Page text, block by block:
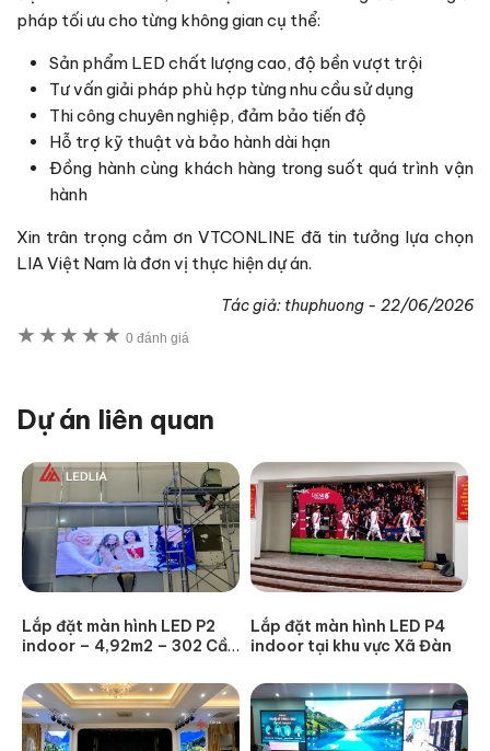
pháp tối ưu cho từng không gian cụ thể:
Sản phẩm LED chất lượng cao, độ bền vượt trội
Tư vấn giải pháp phù hợp từng nhu cầu sử dụng
Thi công chuyên nghiệp, đảm bảo tiến độ
Hỗ trợ kỹ thuật và bảo hành dài hạn
Đồng hành cùng khách hàng trong suốt quá trình vận
hành
Xin trân trọng cảm ơn VTCONLINE đã tin tưởng lựa chọn
LIA Việt Nam là đơn vị thực hiện dự án.
Tác giả: thuphuong - 22/06/2026
★ ★ ★ ★ ★ 0 đánh giá
Dự án liên quan
Lắp đặt màn hình LED P2
indoor – 4,92m2 – 302 Cầu
Lắp đặt màn hình LED P4
indoor tại khu vực Xã Đàn